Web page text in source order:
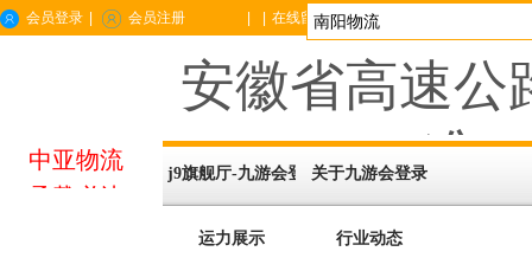
安徽省高速公
准-
中亚物流
承载必达
j9旗舰厅-九游会登录关于九游会登录
运力展示 行业动态
会员登录 会员注册 在线留言 | 企业位置